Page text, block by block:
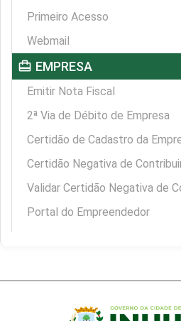
Primeiro Acesso
Webmail
card_travel EMPRESA
Emitir Nota Fiscal
2ª Via de Débito de Empresa
Certidão de Cadastro da
Certidão Negativa de
Validar Certidão Negativa de
Portal do Empreendedor